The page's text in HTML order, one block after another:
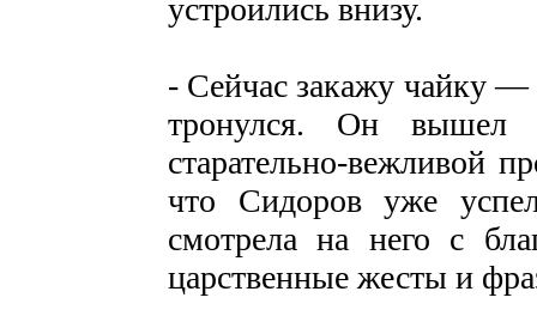
устроились внизу.
- Сейчас закажу чайку —
тронулся. Он вышел
старательно-вежливой
что Сидоров уже
смотрела на него с
царственные жесты и